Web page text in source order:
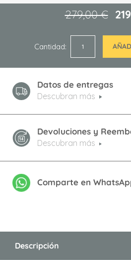
279,00 €
Cantidad
Datos de entregas
Descubran más
Devoluciones y
Descubran más
Comparte en
Descripción